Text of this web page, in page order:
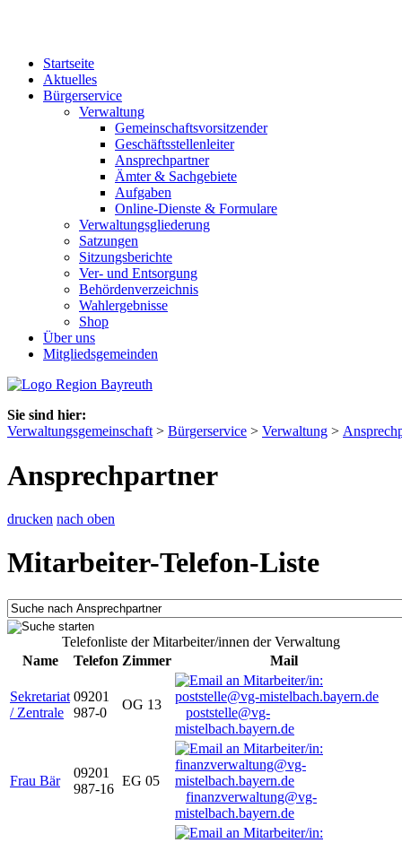
Startseite
Aktuelles
Bürgerservice
Verwaltung
Gemeinschaftsvorsitzender
Geschäftsstellenleiter
Ansprechpartner
Ämter & Sachgebiete
Aufgaben
Online-Dienste & Formulare
Verwaltungsgliederung
Satzungen
Sitzungsberichte
Ver- und Entsorgung
Behördenverzeichnis
Wahlergebnisse
Shop
Über uns
Mitgliedsgemeinden
Sie sind hier:
Verwaltungsgemeinschaft > Bürgerservice > Verwaltung >
Ansprechpartner
drucken nach oben
Mitarbeiter-Telefon-Liste
Telefonliste der Mitarbeiter/innen der Verwaltung
Name
Telefon Zimmer Mail
Sekretariat
/ Zentrale
09201
987-0
OG 13
poststelle@vg-
mistelbach.bayern.de
Frau Bär
09201
987-16
EG 05
finanzverwaltung@vg-
mistelbach.bayern.de